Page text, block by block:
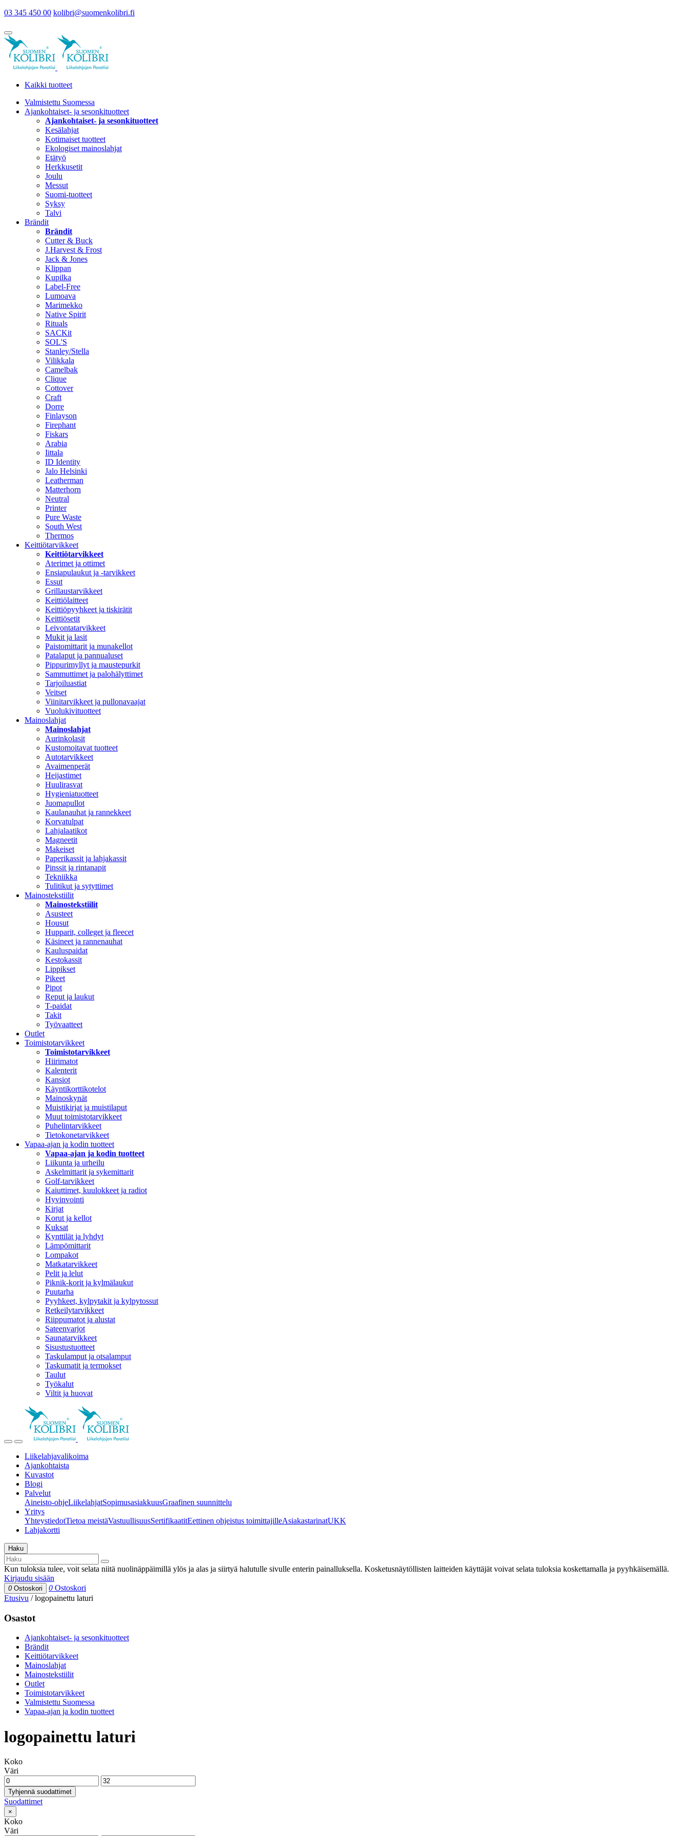
03 345 450 00 kolibri@suomenkolibri.fi
Kaikki tuotteet
Valmistettu Suomessa
Ajankohtaiset- ja sesonkituotteet
Ajankohtaiset- ja sesonkituotteet
Kesälahjat
Kotimaiset tuotteet
Ekologiset mainoslahjat
Etätyö
Herkkusetit
Joulu
Messut
Suomi-tuotteet
Syksy
Talvi
Brändit
Brändit
Cutter & Buck
J.Harvest & Frost
Jack & Jones
Klippan
Kupilka
Label-Free
Lumoava
Marimekko
Native Spirit
Rituals
SACKit
SOL'S
Stanley/Stella
Vilikkala
Camelbak
Clique
Cottover
Craft
Dorre
Finlayson
Firephant
Fiskars
Arabia
Iittala
ID Identity
Jalo Helsinki
Leatherman
Matterhorn
Neutral
Printer
Pure Waste
South West
Thermos
Keittiötarvikkeet
Keittiötarvikkeet
Aterimet ja ottimet
Ensiapulaukut ja -tarvikkeet
Essut
Grillaustarvikkeet
Keittiölaitteet
Keittiöpyyhkeet ja tiskirätit
Keittiösetit
Leivontatarvikkeet
Mukit ja lasit
Paistomittarit ja munakellot
Patalaput ja pannualuset
Pippurimyllyt ja maustepurkit
Sammuttimet ja palohälyttimet
Tarjoiluastiat
Veitset
Viinitarvikkeet ja pullonavaajat
Vuolukivituotteet
Mainoslahjat
Mainoslahjat
Aurinkolasit
Kustomoitavat tuotteet
Autotarvikkeet
Avaimenperät
Heijastimet
Huulirasvat
Hygieniatuotteet
Juomapullot
Kaulanauhat ja rannekkeet
Korvatulpat
Lahjalaatikot
Magneetit
Makeiset
Paperikassit ja lahjakassit
Pinssit ja rintanapit
Tekniikka
Tulitikut ja sytyttimet
Mainostekstiilit
Mainostekstiilit
Asusteet
Housut
Hupparit, colleget ja fleecet
Käsineet ja rannenauhat
Kauluspaidat
Kestokassit
Lippikset
Pikeet
Pipot
Reput ja laukut
T-paidat
Takit
Työvaatteet
Outlet
Toimistotarvikkeet
Toimistotarvikkeet
Hiirimatot
Kalenterit
Kansiot
Käyntikorttikotelot
Mainoskynät
Muistikirjat ja muistilaput
Muut toimistotarvikkeet
Puhelintarvikkeet
Tietokonetarvikkeet
Vapaa-ajan ja kodin tuotteet
Vapaa-ajan ja kodin tuotteet
Liikunta ja urheilu
Askelmittarit ja sykemittarit
Golf-tarvikkeet
Kaiuttimet, kuulokkeet ja radiot
Hyvinvointi
Kirjat
Korut ja kellot
Kuksat
Kynttilät ja lyhdyt
Lämpömittarit
Lompakot
Matkatarvikkeet
Pelit ja lelut
Piknik-korit ja kylmälaukut
Puutarha
Pyyhkeet, kylpytakit ja kylpytossut
Retkeilytarvikkeet
Riippumatot ja alustat
Sateenvarjot
Saunatarvikkeet
Sisustustuotteet
Taskulamput ja otsalamput
Taskumatit ja termokset
Taulut
Työkalut
Viltit ja huovat
Liikelahjavalikoima
Ajankohtaista
Kuvastot
Blogi
Palvelut
Aineisto-ohjeLiikelahjatSopimusasiakkuusGraafinen suunnittelu
Yritys
YhteystiedotTietoa meistäVastuullisuusSertifikaatitEettinen ohjeistus toimittajilleAsiakastarinatUKK
Lahjakortti
Haku
Kun tuloksia tulee, voit selata niitä nuolinäppäimillä ylös ja alas ja siirtyä halutulle sivulle enterin painalluksella. Kosketusnäytöllisten laitteiden käyttäjät voivat selata tuloksia koskettamalla ja pyyhkäisemällä.
Kirjaudu sisään
0 Ostoskori 0 Ostoskori
Etusivu /logopainettu laturi
Osastot
Ajankohtaiset- ja sesonkituotteet
Brändit
Keittiötarvikkeet
Mainoslahjat
Mainostekstiilit
Outlet
Toimistotarvikkeet
Valmistettu Suomessa
Vapaa-ajan ja kodin tuotteet
logopainettu laturi
Koko
Väri
Tyhjennä suodattimet
Suodattimet
×
Koko
Väri